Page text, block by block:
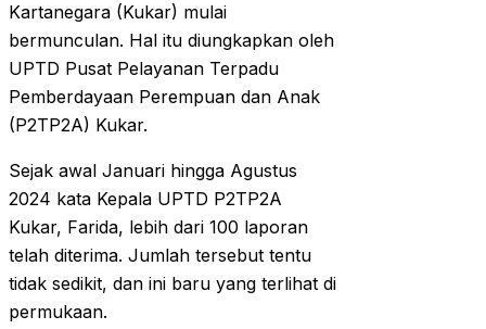
Kartanegara (Kukar) mulai
bermunculan. Hal itu diungkapkan oleh
UPTD Pusat Pelayanan Terpadu
Pemberdayaan Perempuan dan Anak
(P2TP2A) Kukar.
Sejak awal Januari hingga Agustus
2024 kata Kepala UPTD P2TP2A
Kukar, Farida, lebih dari 100 laporan
telah diterima. Jumlah tersebut tentu
tidak sedikit, dan ini baru yang terlihat di
permukaan.